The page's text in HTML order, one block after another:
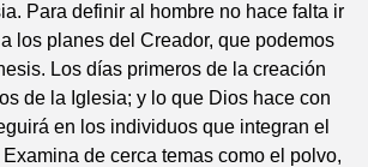
Para definir al hombre no hace falta ir
los planes del Creador, que podemos
Los días primeros de la creación
de la Iglesia; y lo que Dios hace con
en los individuos que integran el
de cerca temas como el polvo,